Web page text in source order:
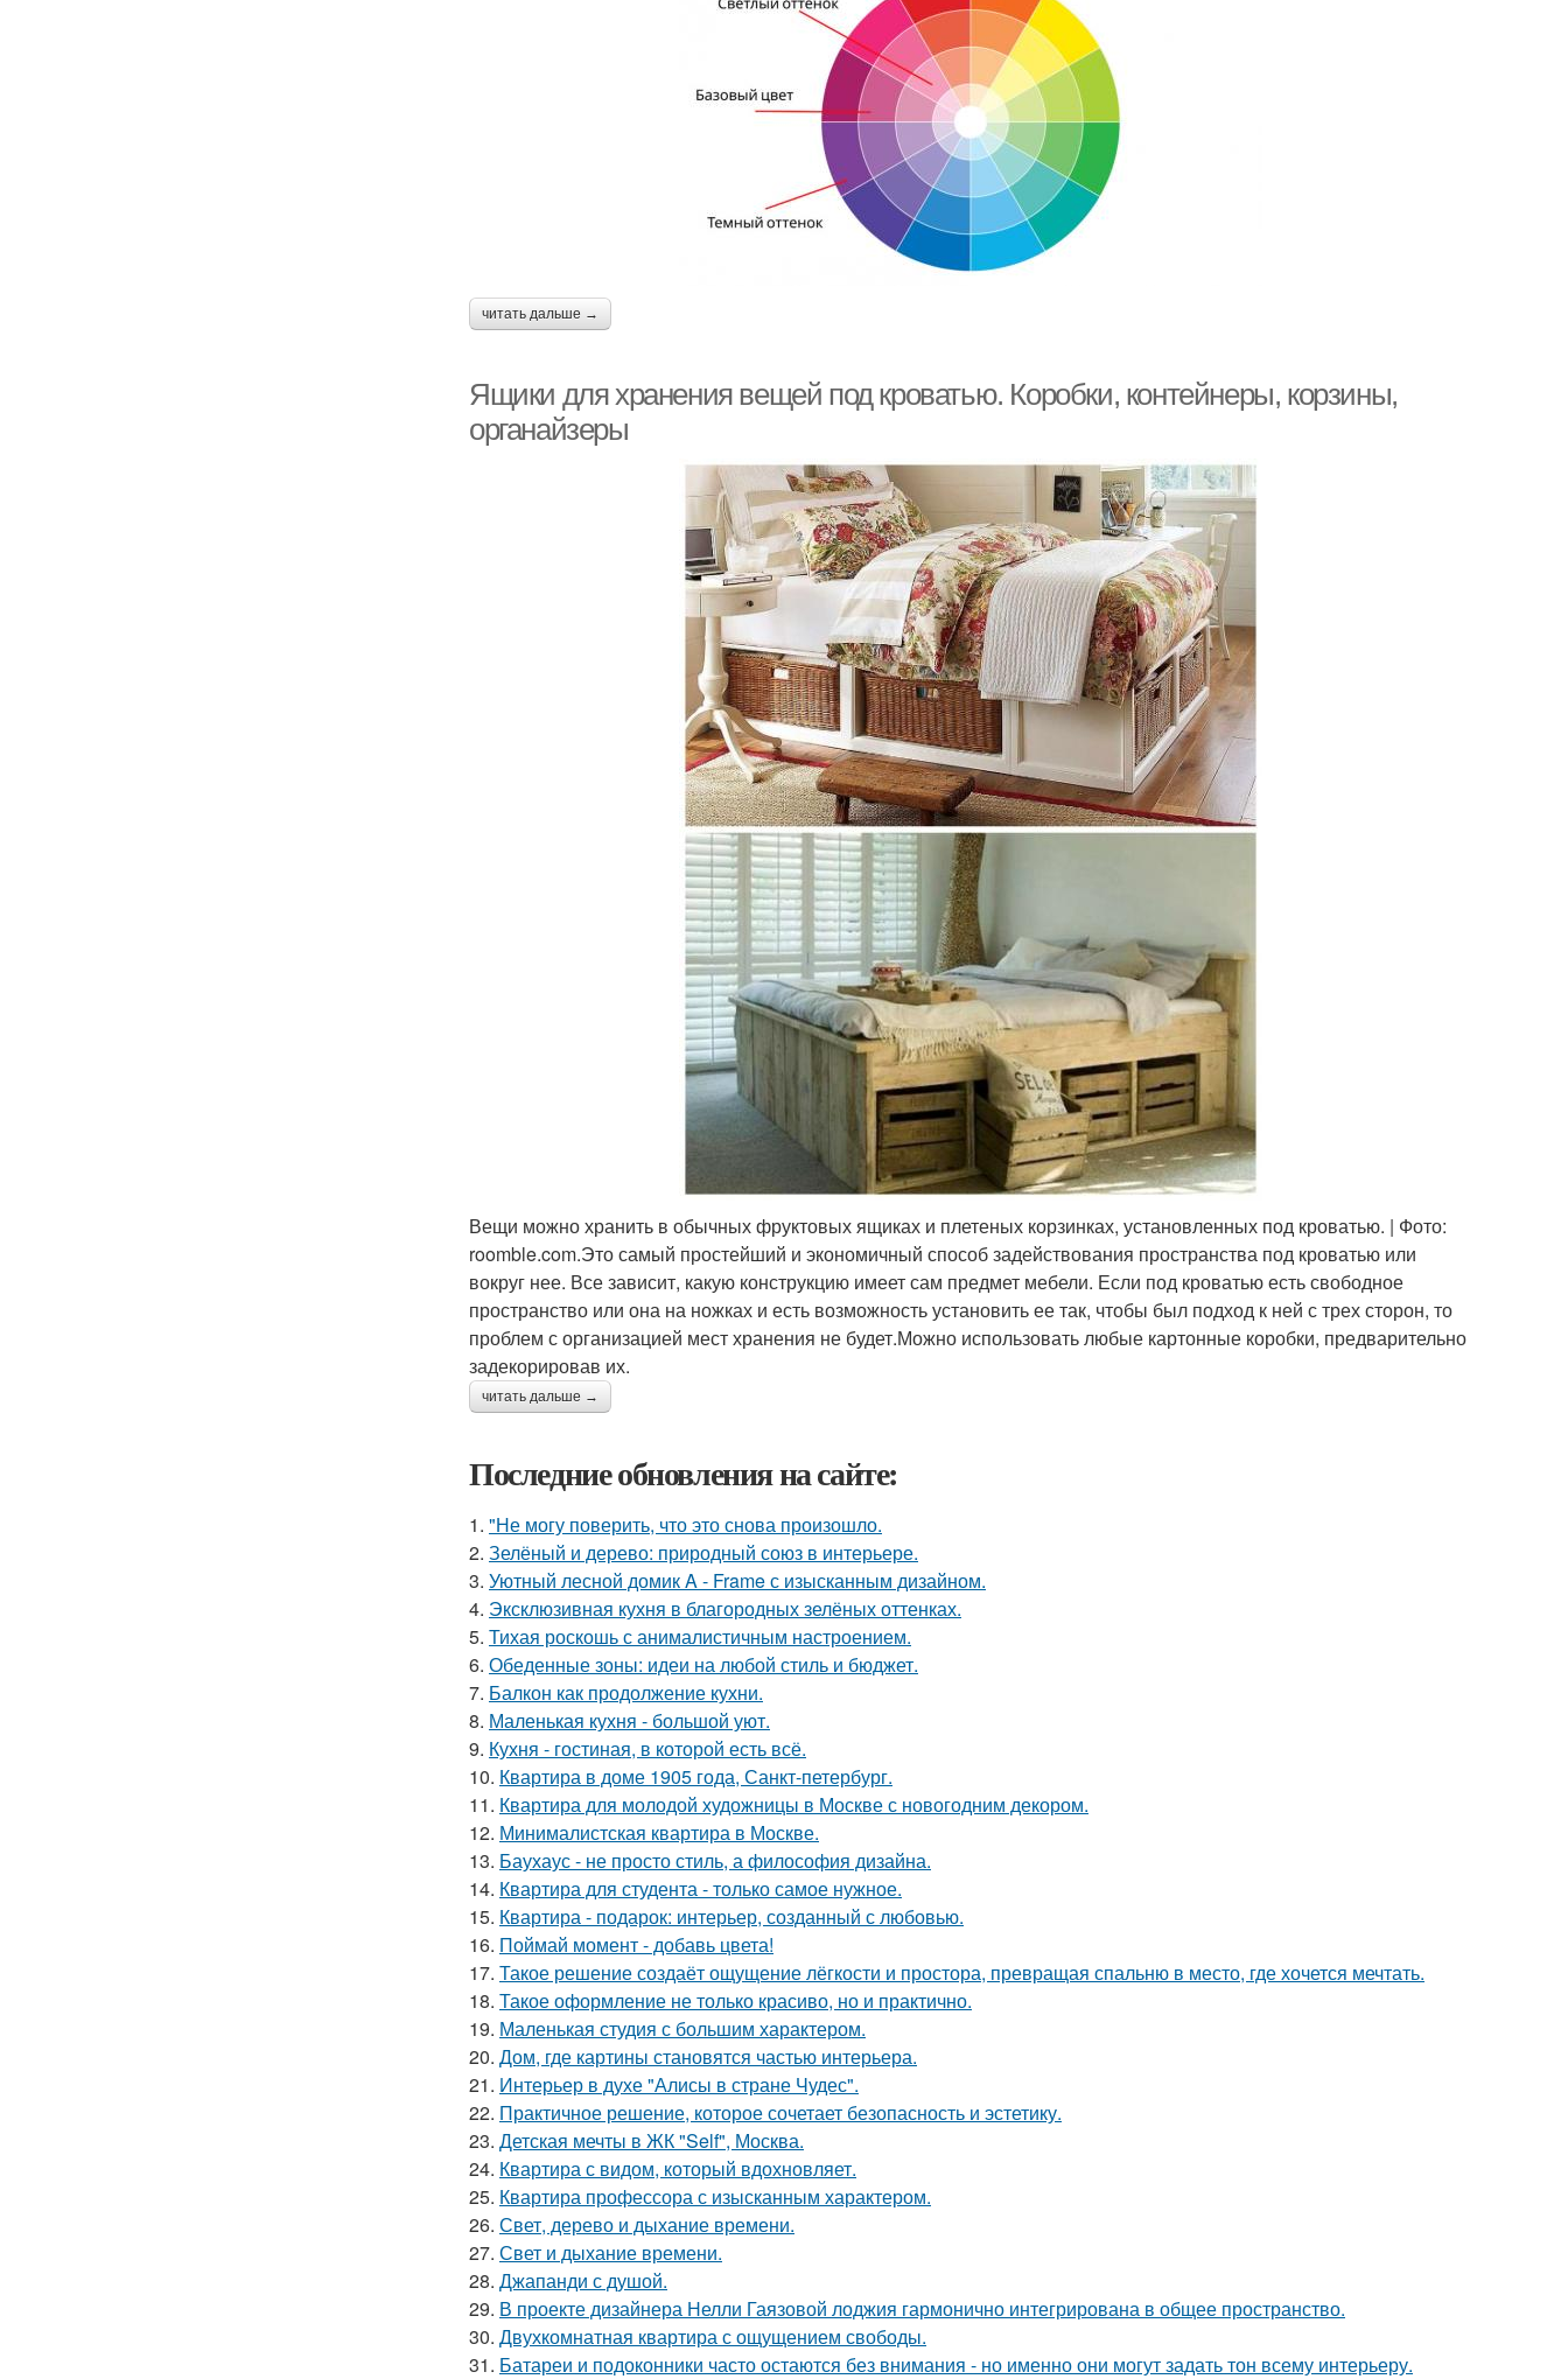
читать дальше →
Ящики для хранения вещей под кроватью. Коробки, контейнеры, корзины,
органайзеры
Вещи можно хранить в обычных фруктовых ящиках и плетеных корзинках, установленных под кроватью. | Фото:
roomble.com.Это самый простейший и экономичный способ задействования пространства под кроватью или
вокруг нее. Все зависит, какую конструкцию имеет сам предмет мебели. Если под кроватью есть свободное
пространство или она на ножках и есть возможность установить ее так, чтобы был подход к ней с трех сторон, то
проблем с организацией мест хранения не будет.Можно использовать любые картонные коробки, предварительно
задекорировав их.
читать дальше →
Последние обновления на сайте:
1. "Не могу поверить, что это снова произошло.
2. Зелёный и дерево: природный союз в интерьере.
3. Уютный лесной домик A - Frame с изысканным дизайном.
4. Эксклюзивная кухня в благородных зелёных оттенках.
5. Тихая роскошь с анималистичным настроением.
6. Обеденные зоны: идеи на любой стиль и бюджет.
7. Балкон как продолжение кухни.
8. Маленькая кухня - большой уют.
9. Кухня - гостиная, в которой есть всё.
10. Квартира в доме 1905 года, Санкт-петербург.
11. Квартира для молодой художницы в Москве с новогодним декором.
12. Минималистская квартира в Москве.
13. Баухаус - не просто стиль, а философия дизайна.
14. Квартира для студента - только самое нужное.
15. Квартира - подарок: интерьер, созданный с любовью.
16. Поймай момент - добавь цвета!
17. Такое решение создаёт ощущение лёгкости и простора, превращая спальню в место, где хочется мечтать.
18. Такое оформление не только красиво, но и практично.
19. Маленькая студия с большим характером.
20. Дом, где картины становятся частью интерьера.
21. Интерьер в духе "Алисы в стране Чудес".
22. Практичное решение, которое сочетает безопасность и эстетику.
23. Детская мечты в ЖК "Self", Москва.
24. Квартира с видом, который вдохновляет.
25. Квартира профессора с изысканным характером.
26. Свет, дерево и дыхание времени.
27. Свет и дыхание времени.
28. Джапанди с душой.
29. В проекте дизайнера Нелли Гаязовой лоджия гармонично интегрирована в общее пространство.
30. Двухкомнатная квартира с ощущением свободы.
31. Батареи и подоконники часто остаются без внимания - но именно они могут задать тон всему интерьеру.